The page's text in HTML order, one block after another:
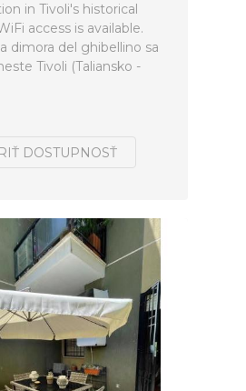
in Tivoli's historical
access is available.
dimora del ghibellino sa
Tivoli (Taliansko -
DOSTUPNOSŤ